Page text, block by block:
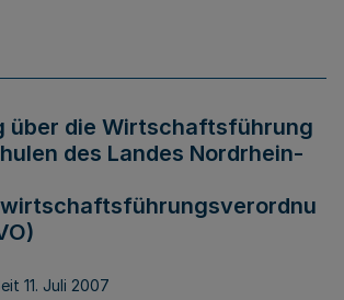
über die Wirtschaftsführung
des Landes Nordrhein-
11. Juli 2007